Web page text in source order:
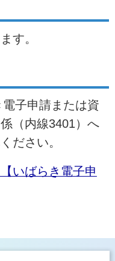
す。
子申請または資
（内線3401）へ
ださい。
いばらき電子申